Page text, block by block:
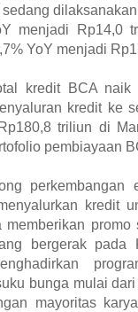
menjadi Rp14,0
YoY menjadi
kredit BCA
kredit ke
triliun di
pembiayaan
perkembangan
kredit
memberikan
bergerak pada
bunga mulai
mayoritas